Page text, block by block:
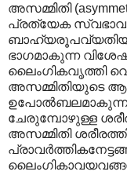
അസമ്മിതി
പ്രത്യേക
ഭാഗമാകുന്ന
ലൈംഗികവൃത്തി
അസമ്മിതിയുടെ
ചേരുമ്പോഴുള്ള
അസമ്മിതി